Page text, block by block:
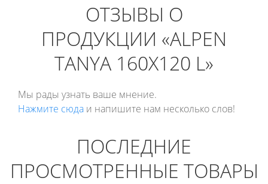
ОТЗЫВЫ О
ПРОДУКЦИИ «ALPEN
TANYA 160X120 L»
Мы рады узнать ваше мнение.
Нажмите сюда и напишите нам несколько слов!
ПОСЛЕДНИЕ
ПРОСМОТРЕННЫЕ ТОВАРЫ